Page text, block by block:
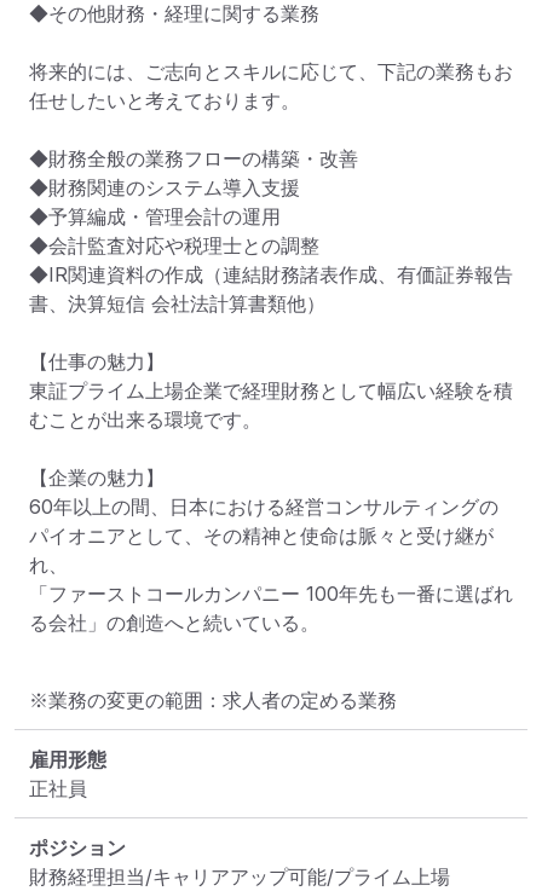
◆その他財務・経理に関する業務
将来的には、ご志向とスキルに応じて、下記の業務もお
任せしたいと考えております。
◆財務全般の業務フローの構築・改善
◆財務関連のシステム導入支援
◆予算編成・管理会計の運用
◆会計監査対応や税理士との調整
◆IR関連資料の作成（連結財務諸表作成、有価証券報告
書、決算短信 会社法計算書類他）
【仕事の魅力】
東証プライム上場企業で経理財務として幅広い経験を積
むことが出来る環境です。
【企業の魅力】
60年以上の間、日本における経営コンサルティングの
パイオニアとして、その精神と使命は脈々と受け継が
れ、
「ファーストコールカンパニー 100年先も一番に選ばれ
る会社」の創造へと続いている。
※業務の変更の範囲：求人者の定める業務
雇用形態
正社員
ポジション
財務経理担当/キャリアアップ可能/プライム上場